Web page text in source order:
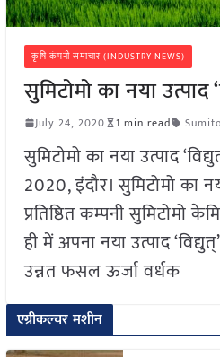
कृषि कंपनी समाचार (INDUSTRY NEWS)
सुमिटोमो का नया उत्पाद
July 24, 2020 1 min read
सुमिटोमो का नया उत्पाद
2020, इंदौर। सुमिटोमो का
प्रतिष्ठित कम्पनी सुमिटोमो
ही में अपना नया उत्पाद
उन्नत फसल ऊर्जा वर्धक
एग्रीकल्चर मशीन